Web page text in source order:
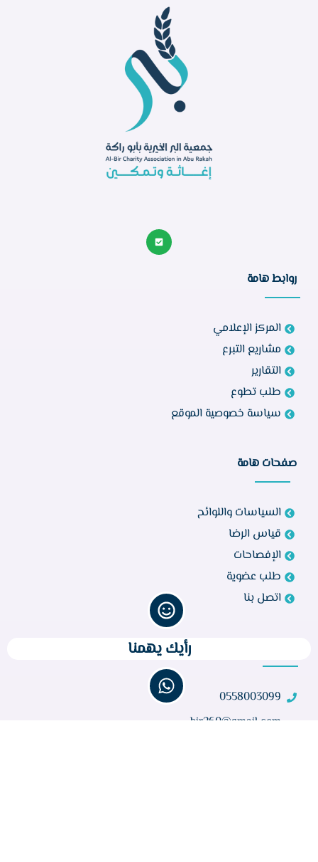
روابط هامة
المركز الإعلامي
مشاريع التبرع
التقارير
طلب تطوع
سياسة خصوصية الموقع
صفحات هامة
السياسات واللوائح
قياس الرضا
الإفصاحات
طلب عضوية
اتصل بنا
0558003099
bir260@gmail.com
رأيك يهمنا